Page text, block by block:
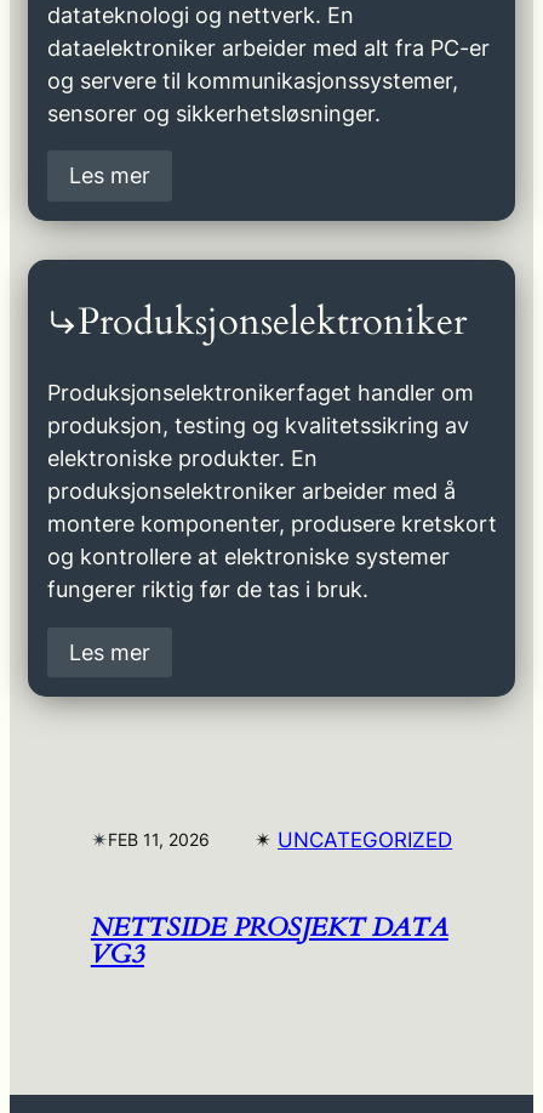
datateknologi og nettverk. En
dataelektroniker arbeider med alt fra PC-er
og servere til kommunikasjonssystemer,
sensorer og sikkerhetsløsninger.
Les mer
Produksjonselektroniker
Produksjonselektronikerfaget handler om
produksjon, testing og kvalitetssikring av
elektroniske produkter. En
produksjonselektroniker arbeider med å
montere komponenter, produsere kretskort
og kontrollere at elektroniske systemer
fungerer riktig før de tas i bruk.
Les mer
✴︎FEB 11, 2026 ✴︎ UNCATEGORIZED
NETTSIDE PROSJEKT DATA
VG3